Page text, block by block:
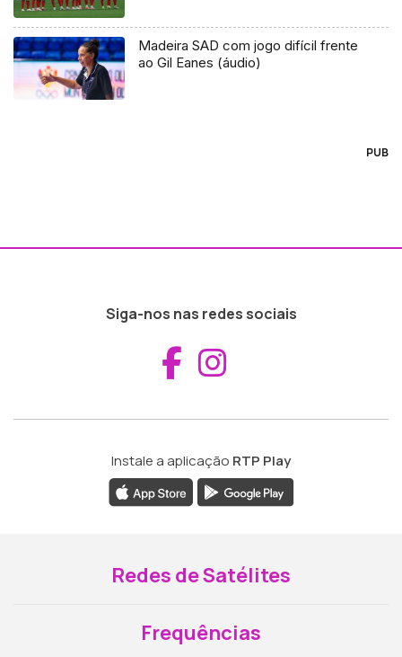
Madeira SAD com jogo difícil frente
ao Gil Eanes (áudio)
PUB
Siga-nos nas redes sociais
Aceder ao
Instale a aplicação RTP Play
Redes de Satélites
Frequências